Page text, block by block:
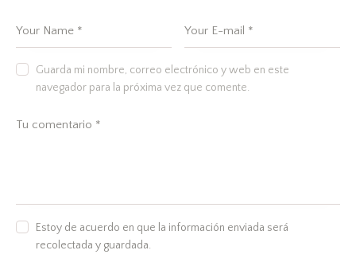
Guarda mi nombre, correo electrónico y web en este
navegador para la próxima vez que comente.
Estoy de acuerdo en que la información enviada será
recolectada y guardada.